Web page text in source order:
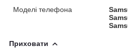
Моделі телефона
Приховати